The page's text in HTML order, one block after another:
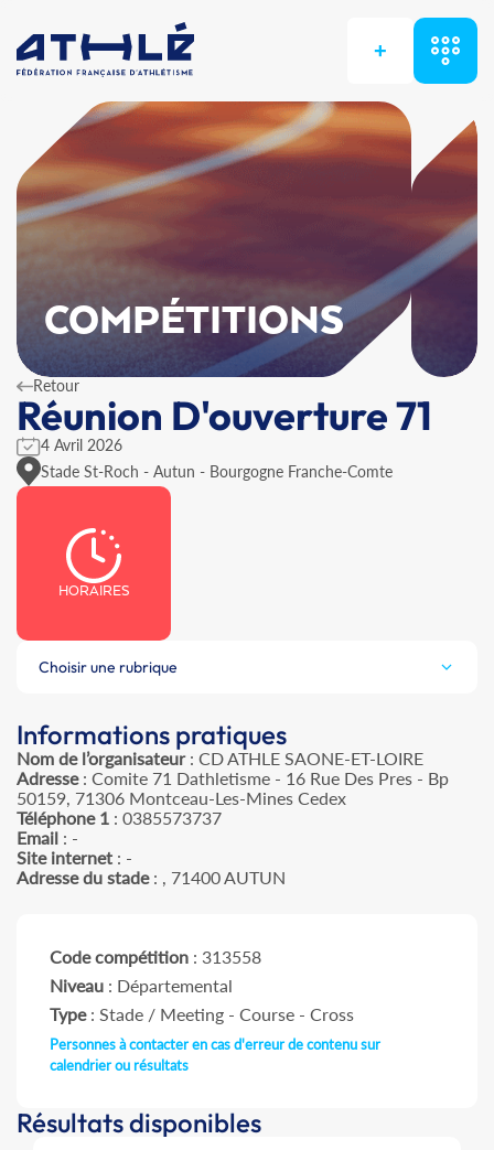
+
COMPÉTITIONS
Retour
Réunion D'ouverture 71
4 Avril 2026
Stade St-Roch - Autun - Bourgogne Franche-Comte
HORAIRES
Choisir une rubrique
Informations pratiques
Nom de l’organisateur: CD ATHLE SAONE-ET-LOIRE
Adresse: Comite 71 Dathletisme - 16 Rue Des Pres - Bp
50159, 71306 Montceau-Les-Mines Cedex
Téléphone 1 : 0385573737
Email : -
Site internet : -
Adresse du stade: , 71400 AUTUN
Code compétition : 313558
Niveau : Départemental
Type: Stade / Meeting - Course - Cross
Personnes à contacter en cas d'erreur de contenu sur
calendrier ou résultats
Résultats disponibles